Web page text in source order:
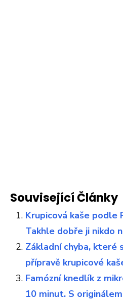
Související Články
Krupicová kaše podle
Takhle dobře ji nikdo
Základní chyba, které
přípravě krupicové
Famózní knedlík z
10 minut. S